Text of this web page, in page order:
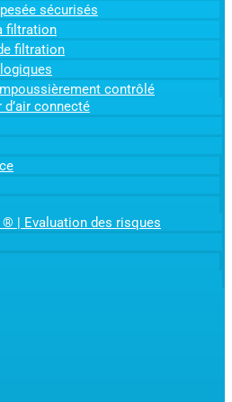
sécurisés
filtration
filtration
contrôlé
d’air connecté
| Evaluation des risques